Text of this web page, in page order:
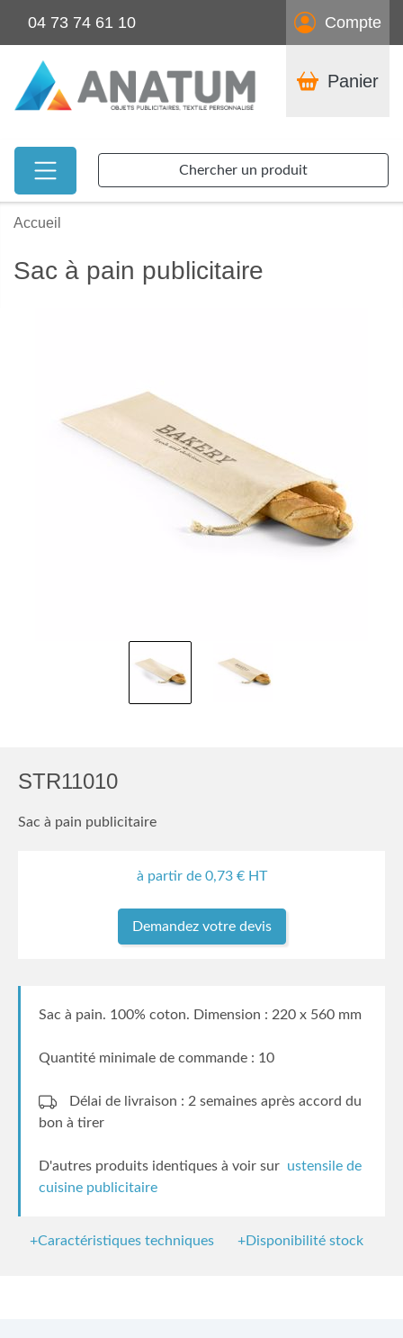
04 73 74 61 10 Compte
Panier
Chercher un produit
Accueil
Sac à pain publicitaire
STR11010
Sac à pain publicitaire
à partir de 0,73€ HT
Demandez votre devis
Sac à pain. 100% coton. Dimension : 220 x 560 mm
Quantité minimale de commande : 10
Délai de livraison : 2 semaines après accord du
bon à tirer
D'autres produits identiques à voir sur ustensile de
cuisine publicitaire
+Caractéristiques techniques +Disponibilité stock